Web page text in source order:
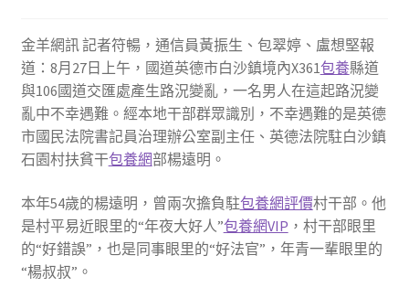
金羊網訊 記者符暢，通信員黃振生、包翠婷、盧想堅報
道：8月27日上午，國道英德市白沙鎮境內X361包養縣道
與106國道交匯處產生路況變亂，一名男人在這起路況變
亂中不幸遇難。經本地干部群眾識別，不幸遇難的是英德
市國民法院書記員治理辦公室副主任、英德法院駐白沙鎮
石園村扶貧干包養網部楊遠明。
本年54歲的楊遠明，曾兩次擔負駐包養網評價村干部。他
是村平易近眼里的“年夜大好人”包養網VIP ，村干部眼里
的“好錯誤”，也是同事眼里的“好法官”，年青一輩眼里的
“楊叔叔”。